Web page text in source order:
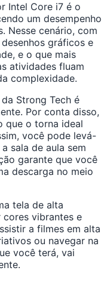
Intel Core i7 é o
um desempenho
Nesse cenário, com
gráficos e
e o que mais
atividades fluam
complexidade.
Strong Tech é
Por conta disso,
que o torna ideal
você pode levá-
sala de aula sem
garante que você
descarga no meio
tela de alta
cores vibrantes e
a filmes em alta
ou navegar na
você terá, vai